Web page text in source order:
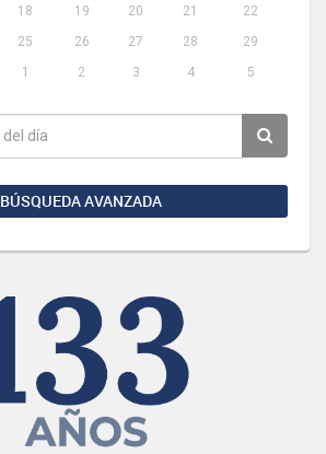
18 19 20 21
22
25 26 27 28
29
1 2 3 4 5
BÚSQUEDA AVANZADA